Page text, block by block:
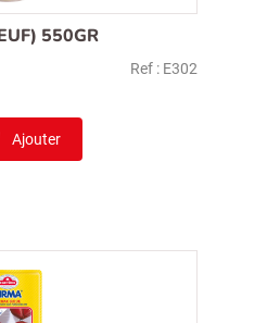
550GR
Ref : E302
Ajouter